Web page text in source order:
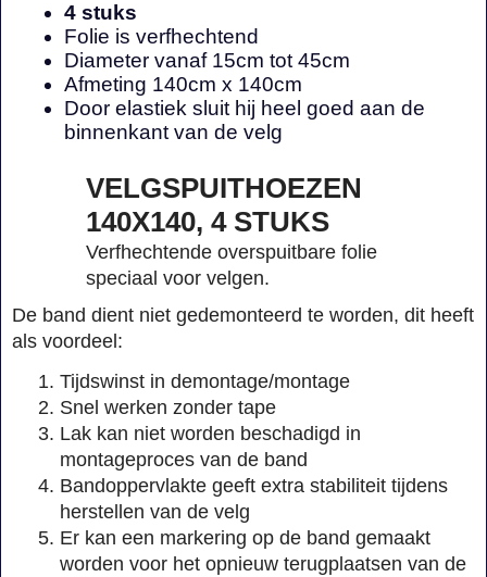
4 stuks
Folie is verfhechtend
Diameter vanaf 15cm tot 45cm
Afmeting 140cm x 140cm
Door elastiek sluit hij heel goed aan de
binnenkant van de velg
VELGSPUITHOEZEN
140X140, 4 STUKS
Verfhechtende overspuitbare folie
speciaal voor velgen.
De band dient niet gedemonteerd te worden, dit heeft
als voordeel:
Tijdswinst in demontage/montage
Snel werken zonder tape
Lak kan niet worden beschadigd in
montageproces van de band
Bandoppervlakte geeft extra stabiliteit tijdens
herstellen van de velg
Er kan een markering op de band gemaakt
worden voor het opnieuw terugplaatsen van de